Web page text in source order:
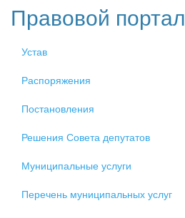
Правовой портал
Устав
Распоряжения
Постановления
Решения Совета депутатов
Муниципальные услуги
Перечень муниципальных услуг